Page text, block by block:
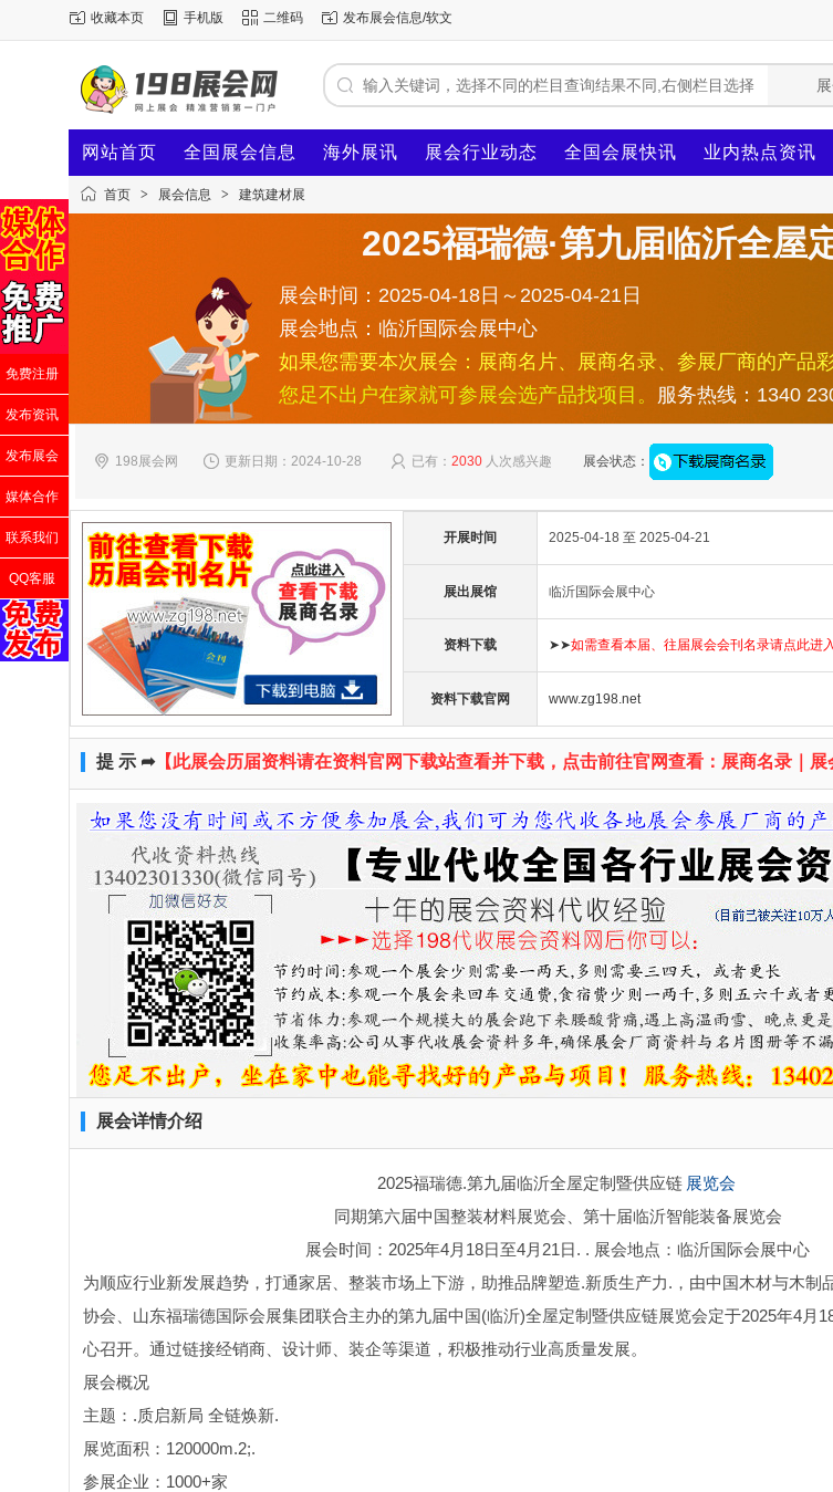
收藏本页 手机版 二维码 发布展会信息/软文
网站首页 全国展会信息 海外展讯 展会行业动态 全国会展快讯 业内热点资讯
首页 > 展会信息 > 建筑建材展
2025福瑞德·第九届临沂全屋
展会时间：2025-04-18日～2025-04-21日
展会地点：临沂国际会展中心
如果您需要本次展会：展商名片、展商名录、参展厂商的产品
您足不出户在家就可参展会选产品找项目。 服务热线：1340
198展会网 更新日期：2024-10-28 已有： 2030 人次感兴趣 展会状态：
开展时间 2025-04-18 至 2025-04-21
展出展馆 临沂国际会展中心
资料下载 ➤➤如需查看本届、往届展会会刊名录请点此进
资料下载官网 www.zg198.net
提 示 ➦【此展会历届资料请在资料官网下载站查看并下载，点击前往官网查看：展商名录｜展
展会详情介绍
2025福瑞德.第九届临沂全屋定制暨供应链 展览会
同期第六届中国整装材料展览会、第十届临沂智能装备展览会
展会时间：2025年4月18日至4月21日. . 展会地点：临沂国际会展中心
为顺应行业新发展趋势，打通家居、整装市场上下游，助推品牌塑造.新质生产力.，由中国木材与木制
协会、山东福瑞德国际会展集团联合主办的第九届中国(临沂)全屋定制暨供应链展览会定于2025年4月
心召开。通过链接经销商、设计师、装企等渠道，积极推动行业高质量发展。
展会概况
主题：.质启新局 全链焕新.
展览面积：120000m.2;.
参展企业：1000+家
免费注册
发布资讯
发布展会
媒体合作
联系我们
QQ客服